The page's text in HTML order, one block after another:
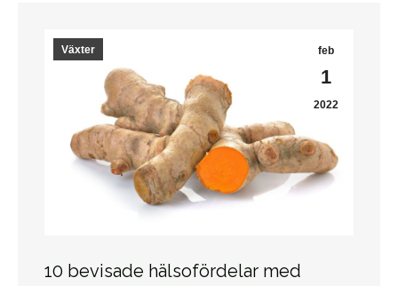
feb
1
2022
Växter
10 bevisade hälsofördelar med